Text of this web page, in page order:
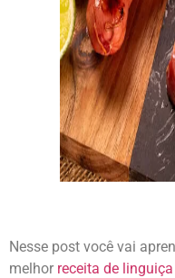
Nesse post você vai
melhor receita de linguiça